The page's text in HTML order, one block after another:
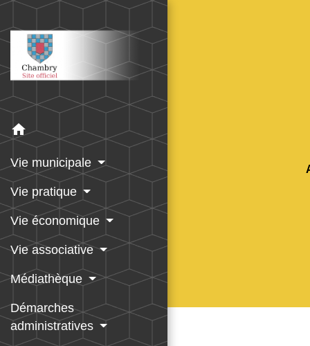
home
Vie municipale
Vie pratique
Vie économique
Vie associative
Médiathèque
Démarches
administratives